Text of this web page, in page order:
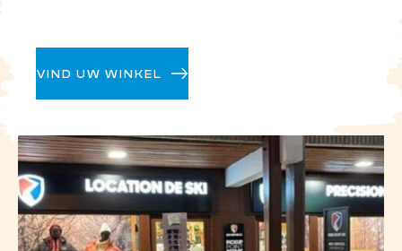
koppelen, snel tussen sectoren wisselen en je skistijl
aanpassen aan de omstandigheden. Het gebied
snelheid te maken, te carven en lange bochten te
maken. Naarmate je hoger klimt, kom je al snel in
een gevarieerder terrein
terecht, met toegang
tot meer uitdagende gebieden, met name richting
deBellecôte-gletsjeren off-piste zones.
VIND UW WINKEL